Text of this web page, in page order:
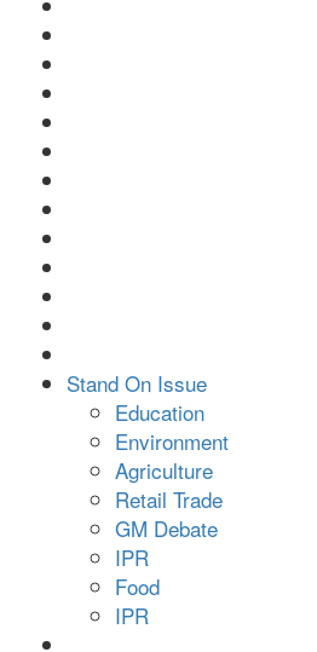
Stand On Issue
Education
Environment
Agriculture
Retail Trade
GM Debate
IPR
Food
IPR